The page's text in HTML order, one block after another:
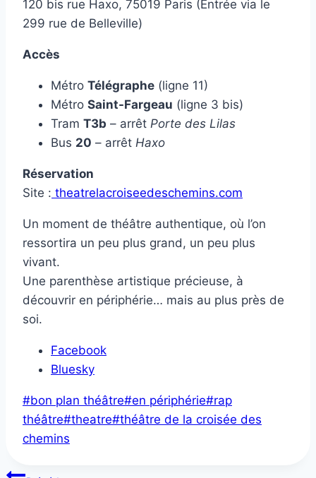
120 bis rue Haxo, 75019 Paris (Entrée via le
299 rue de Belleville)
Accès
Métro Télégraphe (ligne 11)
Métro Saint-Fargeau (ligne 3 bis)
Tram T3b – arrêt Porte des Lilas
Bus 20 – arrêt Haxo
Réservation
Site : theatrelacroiseedeschemins.com
Un moment de théâtre authentique, où l’on
ressortira un peu plus grand, un peu plus
vivant.
Une parenthèse artistique précieuse, à
découvrir en périphérie… mais au plus près de
soi.
Partager
"En
périphérie"
Facebook
Bluesky
Étiquettes
de
la
#bon plan théâtre#en périphérie#rap
théâtre#theatre#théâtre de la croisée des
chemins